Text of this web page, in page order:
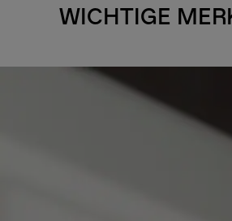
WICHTIGE